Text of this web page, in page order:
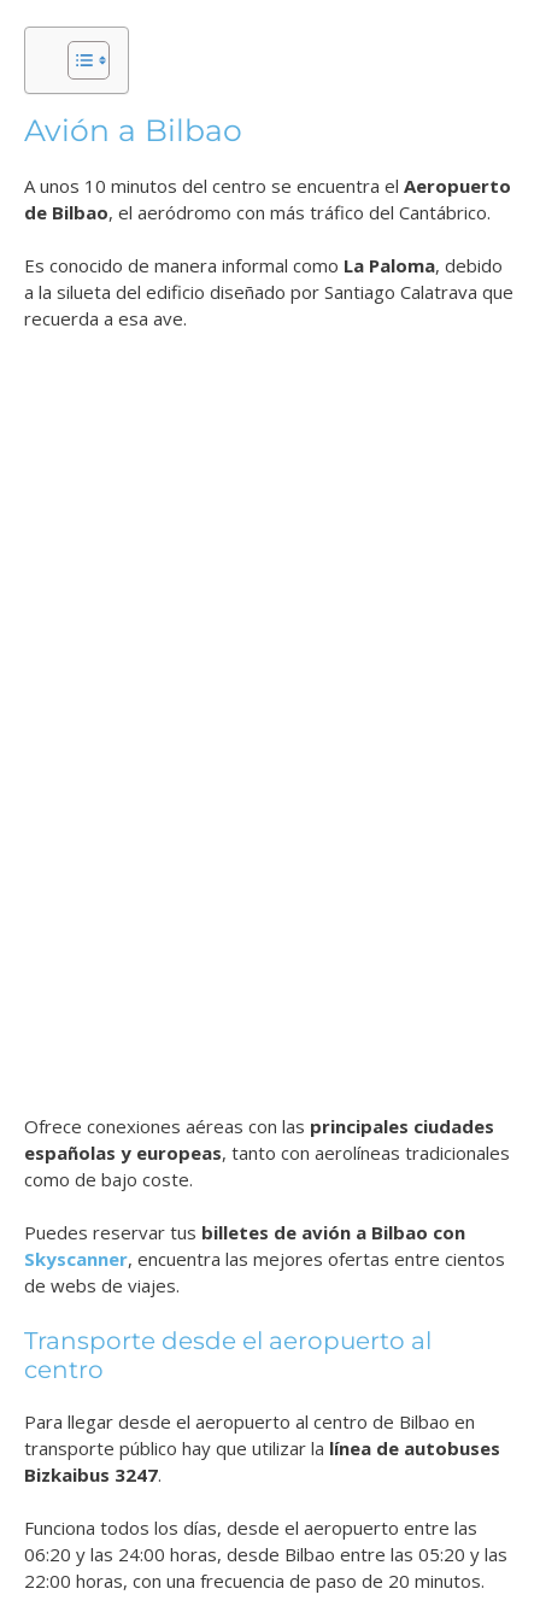
Avión a Bilbao
A unos 10 minutos del centro se encuentra el Aeropuerto
de Bilbao, el aeródromo con más tráfico del Cantábrico.
Es conocido de manera informal como La Paloma, debido
a la silueta del edificio diseñado por Santiago Calatrava que
recuerda a esa ave.
Ofrece conexiones aéreas con las principales ciudades
españolas y europeas, tanto con aerolíneas tradicionales
como de bajo coste.
Puedes reservar tus billetes de avión a Bilbao con
Skyscanner, encuentra las mejores ofertas entre cientos
de webs de viajes.
Transporte desde el aeropuerto al
centro
Para llegar desde el aeropuerto al centro de Bilbao en
transporte público hay que utilizar la línea de autobuses
Bizkaibus 3247.
Funciona todos los días, desde el aeropuerto entre las
06:20 y las 24:00 horas, desde Bilbao entre las 05:20 y las
22:00 horas, con una frecuencia de paso de 20 minutos.